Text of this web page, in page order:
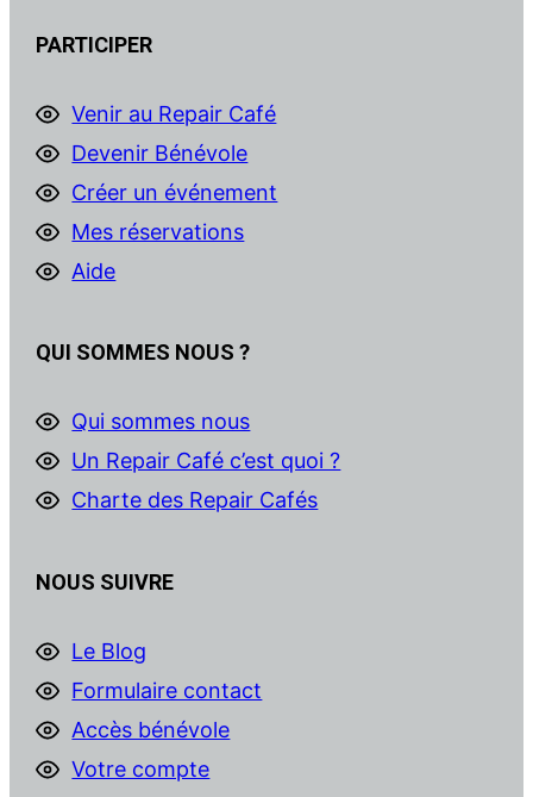
PARTICIPER
Venir au Repair Café
Devenir Bénévole
Créer un événement
Mes réservations
Aide
QUI SOMMES NOUS ?
Qui sommes nous
Un Repair Café c’est quoi ?
Charte des Repair Cafés
NOUS SUIVRE
Le Blog
Formulaire contact
Accès bénévole
Votre compte